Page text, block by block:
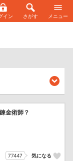
イン さがす メニュー
金術師？
77447 気になる